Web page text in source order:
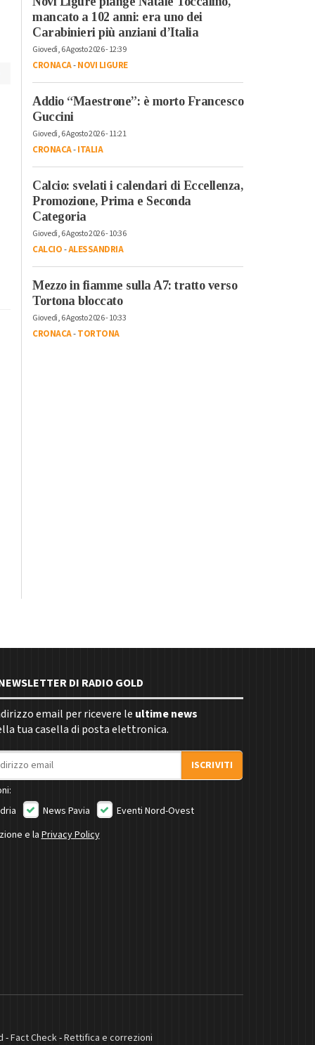
tradizione
gastronomica
mancato a 102 anni: era uno dei
Carabinieri più anziani d’Italia
Giovedì, 6 Agosto 2026 - 12:39
CRONACA-NOVI LIGURE
Addio “Maestrone”: è morto Francesco
Guccini
Giovedì, 6 Agosto 2026 - 11:21
CRONACA-ITALIA
Calcio: svelati i calendari di Eccellenza,
Promozione, Prima e Seconda
Categoria
Giovedì, 6 Agosto 2026 - 10:36
CALCIO-ALESSANDRIA
Mezzo in fiamme sulla A7: tratto verso
Tortona bloccato
Giovedì, 6 Agosto 2026 - 10:33
CRONACA-TORTONA
DI RADIO GOLD
email per ricevere le ultime news
tua casella di posta elettronica.
ISCRIVITI
News Pavia
Eventi Nord-Ovest
e laPrivacy Policy
-Fact Check-Rettifica e correzioni